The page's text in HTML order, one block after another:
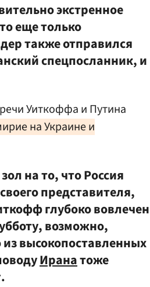
экстренное
еще только
также отправился
спецпосланник, и
Уиткоффа и Путина
на Украине и
на то, что Россия
представителя,
глубоко вовлечен
возможно,
высокопоставленных
Иранатоже